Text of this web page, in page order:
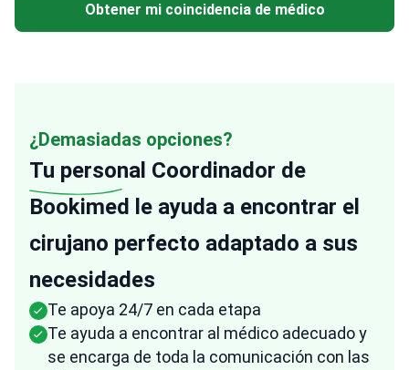
Obtener mi coincidencia de médico
¿Demasiadas opciones?
Tu personal Coordinador de
Bookimed le ayuda a encontrar el
cirujano perfecto adaptado a sus
necesidades
Te apoya 24/7 en cada etapa
Te ayuda a encontrar al médico adecuado y
se encarga de toda la comunicación con las